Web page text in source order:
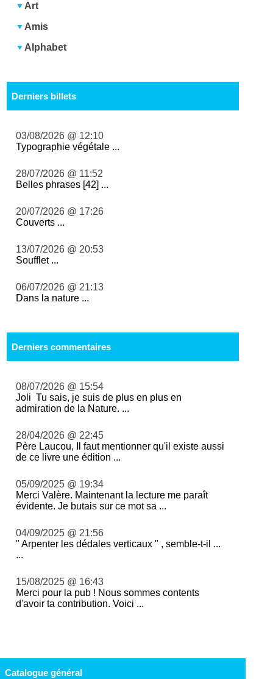
Art
Amis
Alphabet
Derniers billets
03/08/2026 @ 12:10
Typographie végétale ...
28/07/2026 @ 11:52
Belles phrases [42] ...
20/07/2026 @ 17:26
Couverts ...
13/07/2026 @ 20:53
Soufflet ...
06/07/2026 @ 21:13
Dans la nature ...
Derniers commentaires
08/07/2026 @ 15:54
Joli Tu sais, je suis de plus en plus en
admiration de la Nature. ...
28/04/2026 @ 22:45
Père Laucou, Il faut mentionner qu'il existe aussi
de ce livre une édition ...
05/09/2025 @ 19:34
Merci Valère. Maintenant la lecture me paraît
évidente. Je butais sur ce mot sa ...
04/09/2025 @ 21:56
" Arpenter les dédales verticaux " , semble-t-il ...
...
15/08/2025 @ 16:43
Merci pour la pub ! Nous sommes contents
d'avoir ta contribution. Voici ...
Catalogue général